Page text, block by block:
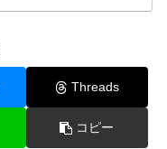
Threads
コピー